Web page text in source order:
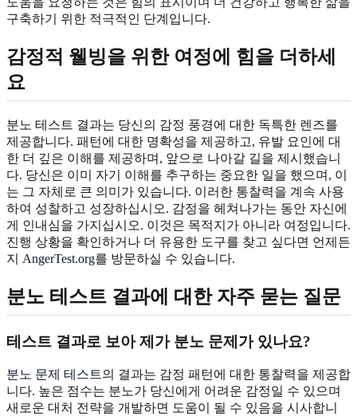
구축하기 위한 적극적인 단계입니다.
감정적 웰빙을 위한 여정에 힘을 더하세
요
분노 테스트 결과는 당신의 감정 풍경에 대한 독특한 렌즈를
제공합니다. 패턴에 대한 명확성을 제공하고, 유발 요인에 대
한 더 깊은 이해를 제공하며, 앞으로 나아갈 길을 제시했습니
다. 당신은 이미 자기 이해를 추구하는 중요한 일을 했으며, 이
는 그 자체로 큰 의미가 있습니다. 이러한 통찰력을 계속 사용
하여 성찰하고 성장하십시오. 감정을 헤쳐나가는 동안 자신에
게 인내심을 가지십시오. 이것은 목적지가 아니라 여정입니다.
진행 상황을 확인하거나 더 유용한 도구를 찾고 싶다면 언제든
지 AngerTest.org를 방문하실 수 있습니다.
분노 테스트 결과에 대한 자주 묻는 질문
테스트 결과로 보아 제가 분노 문제가 있나요?
분노 문제 테스트의 결과는 감정 패턴에 대한 통찰력을 제공합
니다. 높은 점수는 분노가 당신에게 어려운 감정일 수 있으며
새로운 대처 전략을 개발하면 도움이 될 수 있음을 시사합니